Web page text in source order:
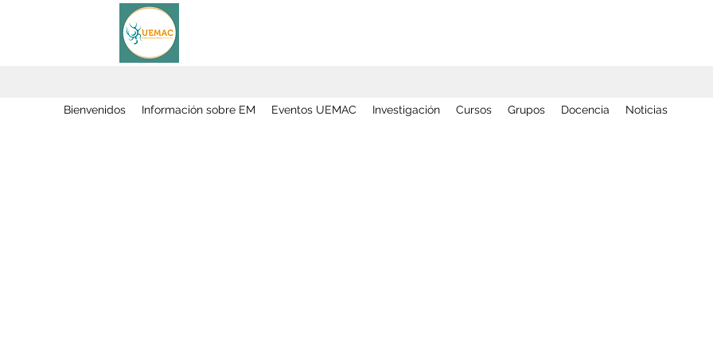
Bienvenidos Información sobre EM Eventos UEMAC Investigación Cursos Grupos Docencia Noticias